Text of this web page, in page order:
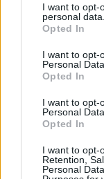
I want to opt-
personal data.
Opted In
I want to opt-
Personal Data.
Opted In
I want to opt-
Personal
Opted In
I want to opt-
Retention,
Personal